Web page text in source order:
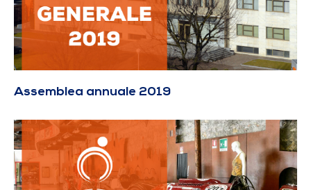
Assemblea annuale 2019